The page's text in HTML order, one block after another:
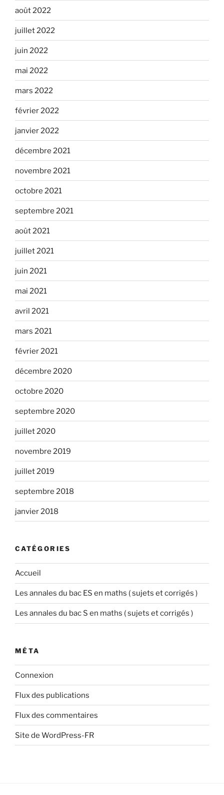
août 2022
juillet 2022
juin 2022
mai 2022
mars 2022
février 2022
janvier 2022
décembre 2021
novembre 2021
octobre 2021
septembre 2021
août 2021
juillet 2021
juin 2021
mai 2021
avril 2021
mars 2021
février 2021
décembre 2020
octobre 2020
septembre 2020
juillet 2020
novembre 2019
juillet 2019
septembre 2018
janvier 2018
CATÉGORIES
Accueil
Les annales du bac ES en maths ( sujets et corrigés )
Les annales du bac S en maths ( sujets et corrigés )
MÉTA
Connexion
Flux des publications
Flux des commentaires
Site de WordPress-FR